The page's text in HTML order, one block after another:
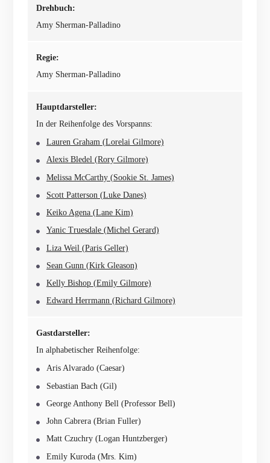
Drehbuch:
Amy Sherman-Palladino
Regie:
Amy Sherman-Palladino
Hauptdarsteller:
In der Reihenfolge des Vorspanns:
Lauren Graham (Lorelai Gilmore)
Alexis Bledel (Rory Gilmore)
Melissa McCarthy (Sookie St. James)
Scott Patterson (Luke Danes)
Keiko Agena (Lane Kim)
Yanic Truesdale (Michel Gerard)
Liza Weil (Paris Geller)
Sean Gunn (Kirk Gleason)
Kelly Bishop (Emily Gilmore)
Edward Herrmann (Richard Gilmore)
Gastdarsteller:
In alphabetischer Reihenfolge:
Aris Alvarado (Caesar)
Sebastian Bach (Gil)
George Anthony Bell (Professor Bell)
John Cabrera (Brian Fuller)
Matt Czuchry (Logan Huntzberger)
Emily Kuroda (Mrs. Kim)